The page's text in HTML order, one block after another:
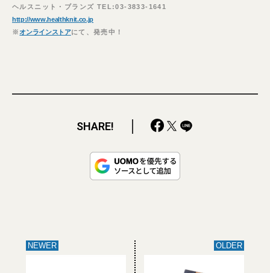
ヘルスニット・ブランズ TEL:03-3833-1641
http://www.healthknit.co.jp
※ オンラインストアにて、発売中！
SHARE!
NEWER OLDER